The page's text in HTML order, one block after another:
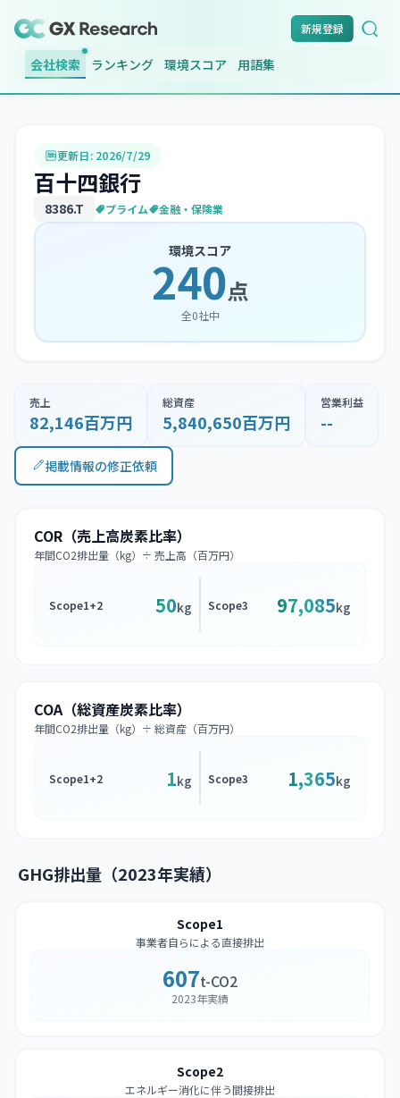
新規登録
会社検索 ランキング 環境スコア 用語集
更新日: 2026/7/29
百十四銀行
8386.T プライム 金融・保険業
環境スコア
240点
全0社中
売上
82,146百万円
総資産
5,840,650百万円
営業利益
--
掲載情報の修正依頼
COR（売上高炭素比率）
年間CO2排出量（kg）÷ 売上高（百万円）
Scope1+2 50kg Scope3 97,085kg
COA（総資産炭素比率）
年間CO2排出量（kg）÷ 総資産（百万円）
Scope1+2 1kg Scope3 1,365kg
GHG排出量（2023年実績）
Scope1
事業者自らによる直接排出
607t-CO2
2023年実績
Scope2
エネルギー消化に伴う間接排出